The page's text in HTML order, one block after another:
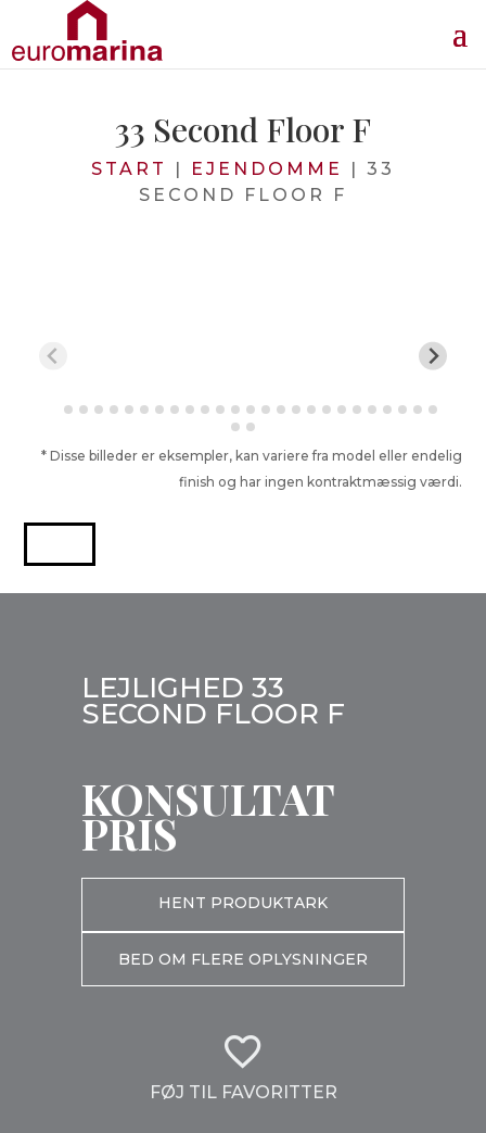
33 Second Floor F
START | EJENDOMME | 33
SECOND FLOOR F
* Disse billeder er eksempler, kan variere fra model eller endelig
finish og har ingen kontraktmæssig værdi.
LEJLIGHED 33
SECOND FLOOR F
KONSULTAT
PRIS
HENT PRODUKTARK
BED OM FLERE OPLYSNINGER
FØJ TIL FAVORITTER